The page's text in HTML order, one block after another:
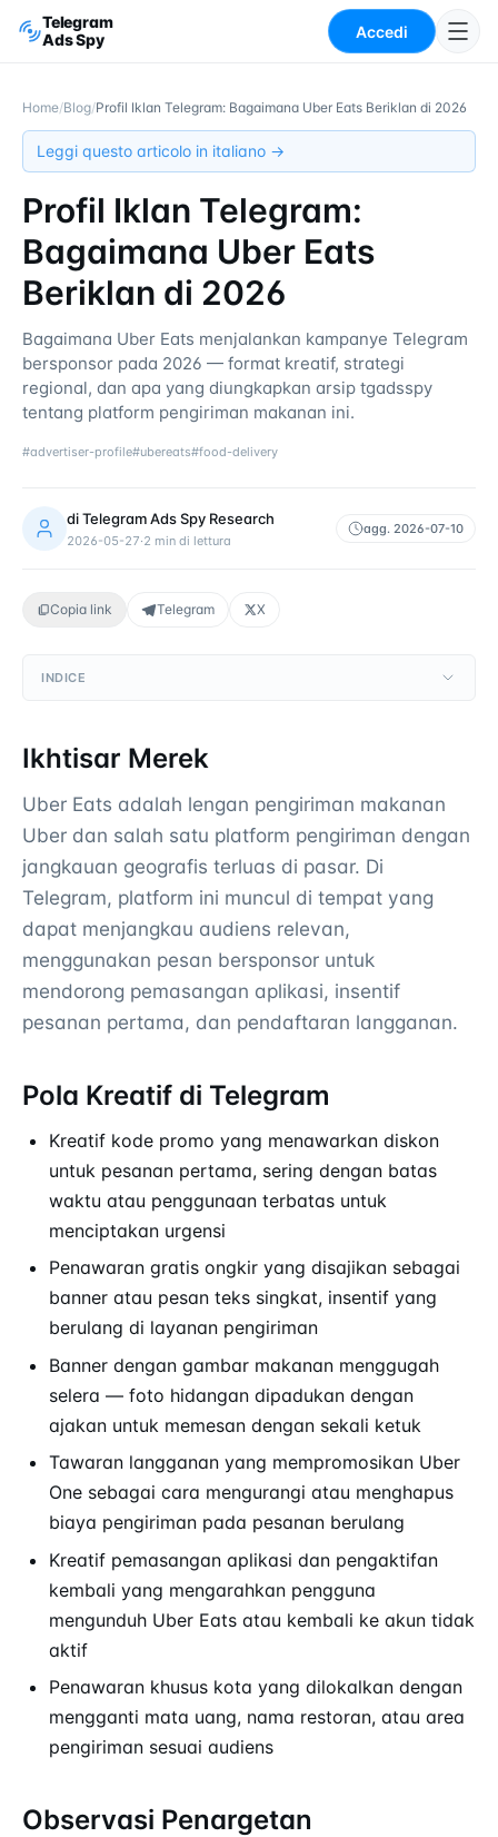
Telegram
Ads Spy
Accedi
Home/Blog/Profil Iklan Telegram: Bagaimana Uber Eats Beriklan di 2026
Leggi questo articolo in italiano →
Profil Iklan Telegram:
Bagaimana Uber Eats
Beriklan di 2026
Bagaimana Uber Eats menjalankan kampanye Telegram
bersponsor pada 2026 — format kreatif, strategi
regional, dan apa yang diungkapkan arsip tgadsspy
tentang platform pengiriman makanan ini.
#advertiser-profile#ubereats#food-delivery
diTelegram Ads Spy Research
2026-05-27·2 min di lettura
agg. 2026-07-10
Copia link Telegram X
INDICE
Ikhtisar Merek
Uber Eats adalah lengan pengiriman makanan
Uber dan salah satu platform pengiriman dengan
jangkauan geografis terluas di pasar. Di
Telegram, platform ini muncul di tempat yang
dapat menjangkau audiens relevan,
menggunakan pesan bersponsor untuk
mendorong pemasangan aplikasi, insentif
pesanan pertama, dan pendaftaran langganan.
Pola Kreatif di Telegram
Kreatif kode promo yang menawarkan diskon
untuk pesanan pertama, sering dengan batas
waktu atau penggunaan terbatas untuk
menciptakan urgensi
Penawaran gratis ongkir yang disajikan sebagai
banner atau pesan teks singkat, insentif yang
berulang di layanan pengiriman
Banner dengan gambar makanan menggugah
selera — foto hidangan dipadukan dengan
ajakan untuk memesan dengan sekali ketuk
Tawaran langganan yang mempromosikan Uber
One sebagai cara mengurangi atau menghapus
biaya pengiriman pada pesanan berulang
Kreatif pemasangan aplikasi dan pengaktifan
kembali yang mengarahkan pengguna
mengunduh Uber Eats atau kembali ke akun tidak
aktif
Penawaran khusus kota yang dilokalkan dengan
mengganti mata uang, nama restoran, atau area
pengiriman sesuai audiens
Observasi Penargetan